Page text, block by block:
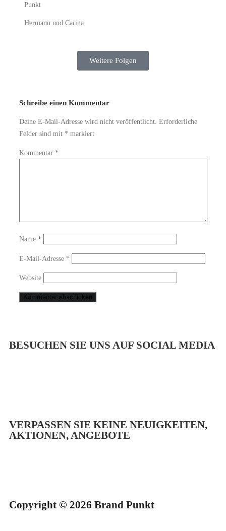
Punkt
Hermann und Carina
Weitere Folgen
Schreibe einen Kommentar
Deine E-Mail-Adresse wird nicht veröffentlicht. Erforderliche
Felder sind mit * markiert
Kommentar *
Name *
E-Mail-Adresse *
Website
BESUCHEN SIE UNS AUF SOCIAL MEDIA
VERPASSEN SIE KEINE NEUIGKEITEN,
AKTIONEN, ANGEBOTE
Copyright © 2026 Brand Punkt